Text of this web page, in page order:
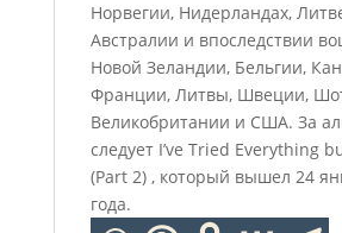
Норвегии, Нидерландах,
Австралии и впоследствии
Новой Зеландии, Бельгии,
Франции, Литвы, Швеции,
Великобритании и США. За
следует I’ve Tried Everything
(Part 2) , который вышел 24
года.